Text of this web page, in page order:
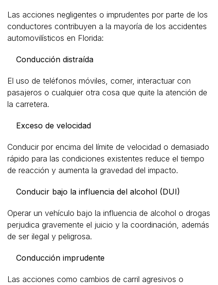
Las acciones negligentes o imprudentes por parte de los
conductores contribuyen a la mayoría de los accidentes
automovilísticos en Florida:
Conducción distraída
El uso de teléfonos móviles, comer, interactuar con
pasajeros o cualquier otra cosa que quite la atención de
la carretera.
Exceso de velocidad
Conducir por encima del límite de velocidad o demasiado
rápido para las condiciones existentes reduce el tiempo
de reacción y aumenta la gravedad del impacto.
Conducir bajo la influencia del alcohol (DUI)
Operar un vehículo bajo la influencia de alcohol o drogas
perjudica gravemente el juicio y la coordinación, además
de ser ilegal y peligrosa.
Conducción imprudente
Las acciones como cambios de carril agresivos o